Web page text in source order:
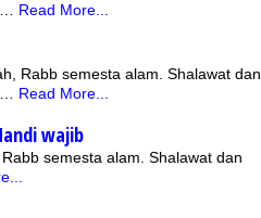
Read More...
Rabb semesta alam. Shalawat dan
Read More...
wajib